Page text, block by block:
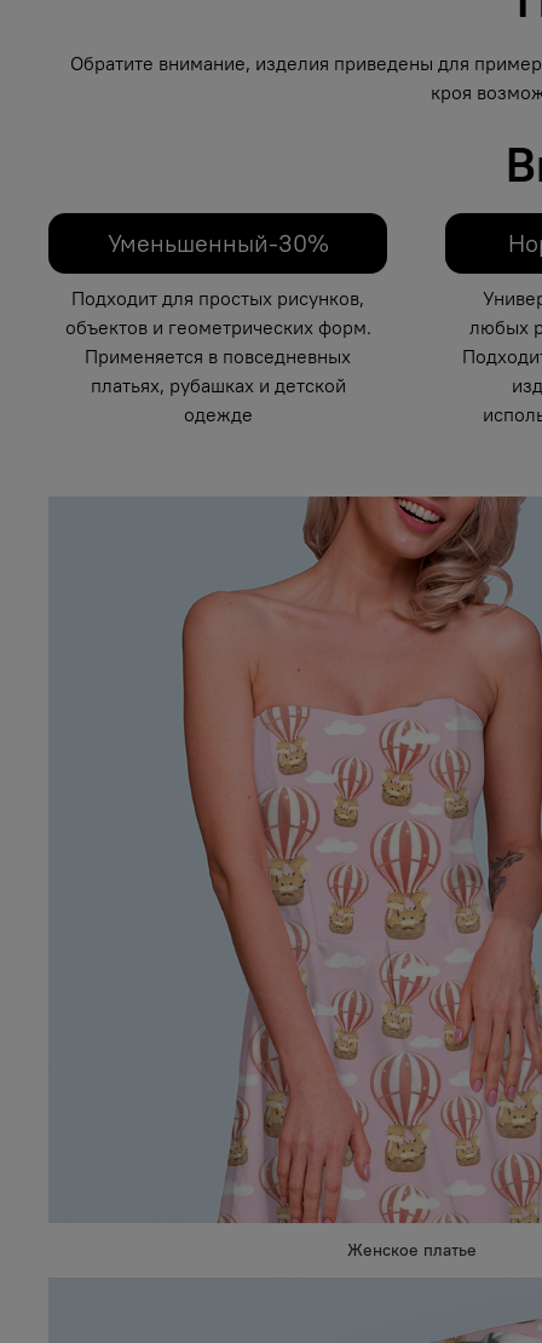
Обратите внимание, изделия приведены для
кроя
Уменьшенный-30%
Подходит для простых рисунков,
объектов и геометрических форм.
Применяется в повседневных
платьях, рубашках и детской
одежде
любых
Женское платье